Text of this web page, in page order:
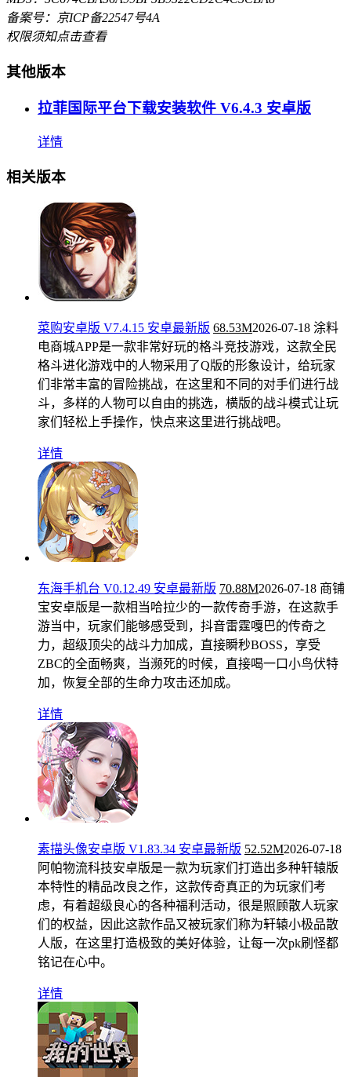
备案号：京ICP备22547号4A
权限须知点击查看
其他版本
拉菲国际平台下载安装软件 V6.4.3 安卓版
详情
相关版本
菜购安卓版 V7.4.15 安卓最新版 68.53M2026-07-18 涂料
电商城APP是一款非常好玩的格斗竞技游戏，这款全民
格斗进化游戏中的人物采用了Q版的形象设计，给玩家
们非常丰富的冒险挑战，在这里和不同的对手们进行战
斗，多样的人物可以自由的挑选，横版的战斗模式让玩
家们轻松上手操作，快点来这里进行挑战吧。
详情
东海手机台 V0.12.49 安卓最新版 70.88M2026-07-18 商铺
宝安卓版是一款相当哈拉少的一款传奇手游，在这款手
游当中，玩家们能够感受到，抖音雷霆嘎巴的传奇之
力，超级顶尖的战斗力加成，直接瞬秒BOSS，享受
ZBC的全面畅爽，当濒死的时候，直接喝一口小鸟伏特
加，恢复全部的生命力攻击还加成。
详情
素描头像安卓版 V1.83.34 安卓最新版 52.52M2026-07-18
阿帕物流科技安卓版是一款为玩家们打造出多种轩辕版
本特性的精品改良之作，这款传奇真正的为玩家们考
虑，有着超级良心的各种福利活动，很是照顾散人玩家
们的权益，因此这款作品又被玩家们称为轩辕小极品散
人版，在这里打造极致的美好体验，让每一次pk刷怪都
铭记在心中。
详情